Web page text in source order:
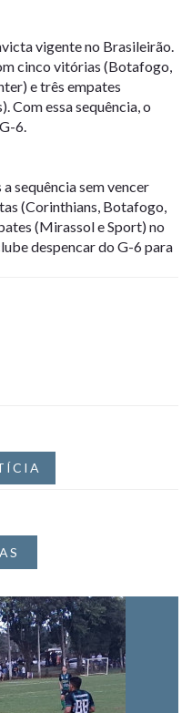
vigente no Brasileirão.
cinco vitórias (Botafogo,
e três empates
Com essa sequência, o
6.
sequência sem vencer
(Corinthians, Botafogo,
(Mirassol e Sport) no
despencar do G-6 para